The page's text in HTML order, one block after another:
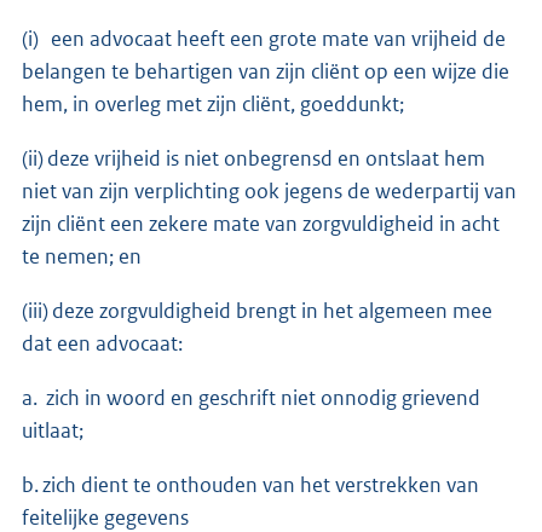
(i) een advocaat heeft een grote mate van vrijheid de
belangen te behartigen van zijn cliënt op een wijze die
hem, in overleg met zijn cliënt, goeddunkt;
(ii) deze vrijheid is niet onbegrensd en ontslaat hem
niet van zijn verplichting ook jegens de wederpartij van
zijn cliënt een zekere mate van zorgvuldigheid in acht
te nemen; en
(iii) deze zorgvuldigheid brengt in het algemeen mee
dat een advocaat:
a. zich in woord en geschrift niet onnodig grievend
uitlaat;
b. zich dient te onthouden van het verstrekken van
feitelijke gegevens